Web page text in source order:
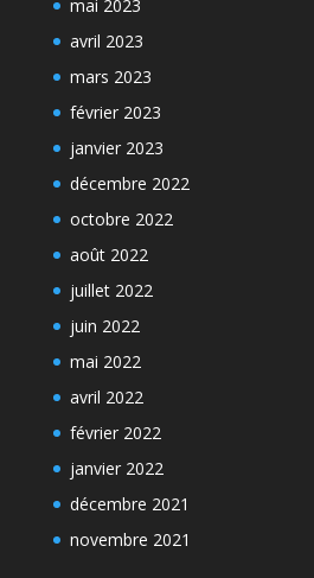
mai 2023
avril 2023
mars 2023
février 2023
janvier 2023
décembre 2022
octobre 2022
août 2022
juillet 2022
juin 2022
mai 2022
avril 2022
février 2022
janvier 2022
décembre 2021
novembre 2021